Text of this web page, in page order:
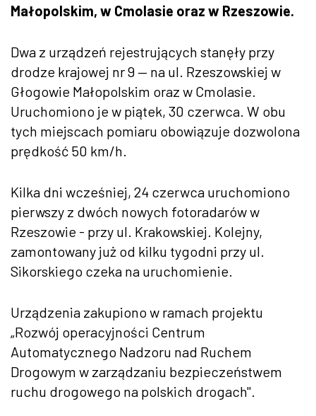
Małopolskim, w Cmolasie oraz w Rzeszowie.
Dwa z urządzeń rejestrujących stanęły przy
drodze krajowej nr 9 — na ul. Rzeszowskiej w
Głogowie Małopolskim oraz w Cmolasie.
Uruchomiono je w piątek, 30 czerwca. W obu
tych miejscach pomiaru obowiązuje dozwolona
prędkość 50 km/h.
Kilka dni wcześniej, 24 czerwca uruchomiono
pierwszy z dwóch nowych fotoradarów w
Rzeszowie - przy ul. Krakowskiej. Kolejny,
zamontowany już od kilku tygodni przy ul.
Sikorskiego czeka na uruchomienie.
Urządzenia zakupiono w ramach projektu
„Rozwój operacyjności Centrum
Automatycznego Nadzoru nad Ruchem
Drogowym w zarządzaniu bezpieczeństwem
ruchu drogowego na polskich drogach".